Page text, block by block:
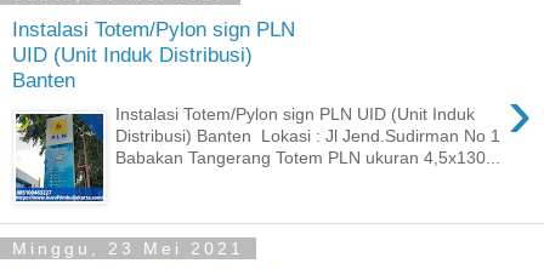
Instalasi Totem/Pylon sign PLN
UID (Unit Induk Distribusi)
Banten
›
Instalasi Totem/Pylon sign PLN UID (Unit Induk
Distribusi) Banten Lokasi : Jl Jend.Sudirman No 1
Babakan Tangerang Totem PLN ukuran 4,5x130...
Minggu, 23 Mei 2021